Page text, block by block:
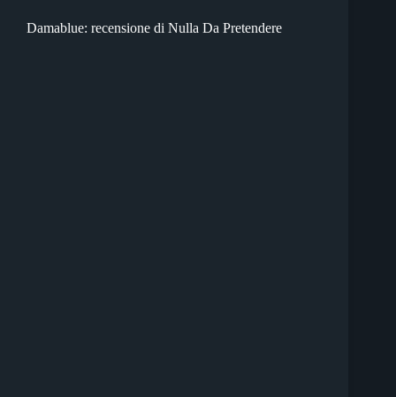
Damablue: recensione di Nulla Da Pretendere